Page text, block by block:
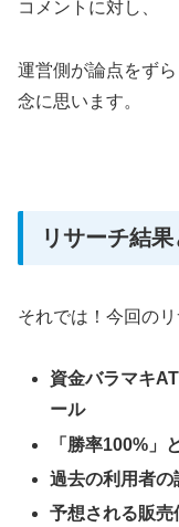
コメントに対し、
運営側が論点をず
念に思います。
リサーチ結
それでは！今回の
資金バラマキ
ール
「勝率100%」
過去の利用者
予想される販売